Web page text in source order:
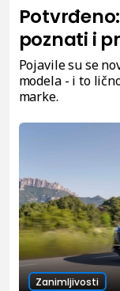
poznati i
Pojavile su se
modela - i to
marke.
Zanimljivosti